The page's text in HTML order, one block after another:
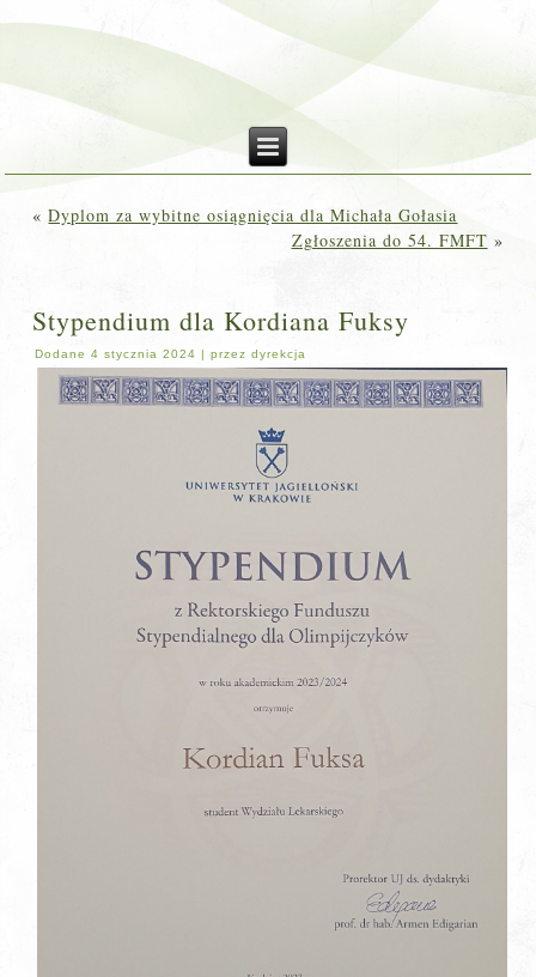
«Dyplom za wybitne osiągnięcia dla Michała Gołasia
Zgłoszenia do 54. FMFT »
Stypendium dla Kordiana Fuksy
Dodane 4 stycznia 2024 |przez dyrekcja